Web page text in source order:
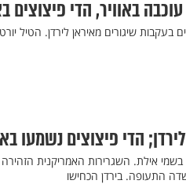
באוויר, הדי פיצוצים
בעקבות שיגורים מאיראן לירדן. הטיל
הדי פיצוצים נשמעו
בשמי אילת. השגרירות האמריקנית
התעופה. בירדן הכחישו